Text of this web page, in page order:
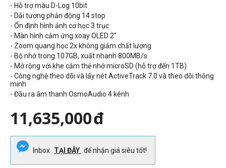
- Hỗ trợ màu D-Log 10bit
- Dải tương phản động 14 stop
- Ổn định hình ảnh cơ học 3 trục
- Màn hình cảm ứng xoay OLED 2"
- Zoom quang học 2x không giảm chất lượng
- Bộ nhớ trong 107GB, xuất nhanh 800MB/s
- Mở rộng với khe cắm thẻ nhớ microSD (hỗ trợ đến 1TB)
- Công nghệ theo dõi và lấy nét ActiveTrack 7.0 và theo dõi thông
minh
- Đầu ra âm thanh OsmoAudio 4 kênh
11,635,000đ
Inbox TẠI ĐÂY để nhận giá siêu tốt!